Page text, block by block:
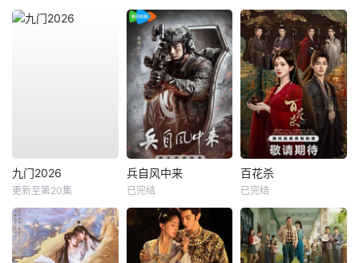
九门2026
更新至第20集
兵自风中来
已完结
百花杀
已完结